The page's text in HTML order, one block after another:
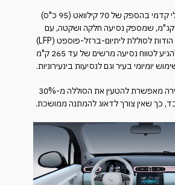
הרכב מצויד במנוע חשמלי קדמי בהספק של 70 קילוואט (95 כ"ס)
עם מומנט מרבי של 16.1 קג"מ, שמספק נסיעה חלקה ושקטה, עם
תאוצה מהירה ותפעול נוח. הודות לסוללת ליתיום-ברזל-פוספט (LFP)
בגודל 37.3 קוט"ש, ניתן להגיע לטווח נסיעה מרשים של עד 265 ק"מ
ומה עם טעינה? טעינה מהירה מאפשרת להטעין את הסוללה מ-30%